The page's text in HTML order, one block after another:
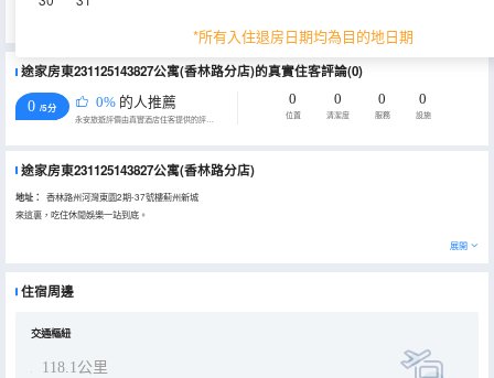
*所有入住退房日期均為目的地日期
途家房東231125143827公寓(香林路分店)的真實住客評論(0)
0 /5分 0% 的人推薦
永安旅遊評價由真實酒店住客提供的評價。
0
位置
0
清潔度
0
服務
0
設施
途家房東231125143827公寓(香林路分店)
地址：
香林路州河灣東園2期-37號樓薊州新城
來這裏，吃住休閒娛樂一站到底。
展開
住宿周邊
交通樞紐
118.1公里